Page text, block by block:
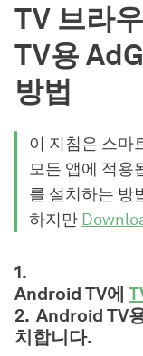
TV 브라
TV용
방법
이 지침은 스마
모든 앱에 적용
를 설치하는 방
하지만
Android TV에
Android TV
치합니다.